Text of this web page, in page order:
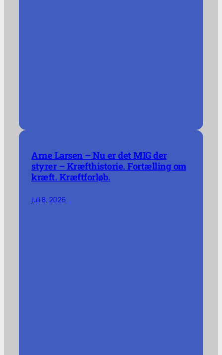
Arne Larsen – Nu er det MIG der
styrer – Kræfthistorie. Fortælling om
kræft. Kræftforløb.
juli 8, 2026